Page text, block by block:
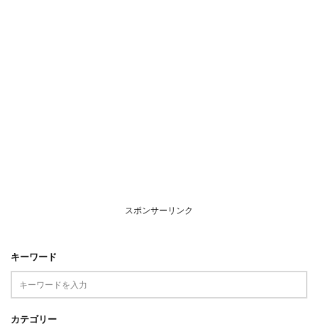
スポンサーリンク
キーワード
カテゴリー